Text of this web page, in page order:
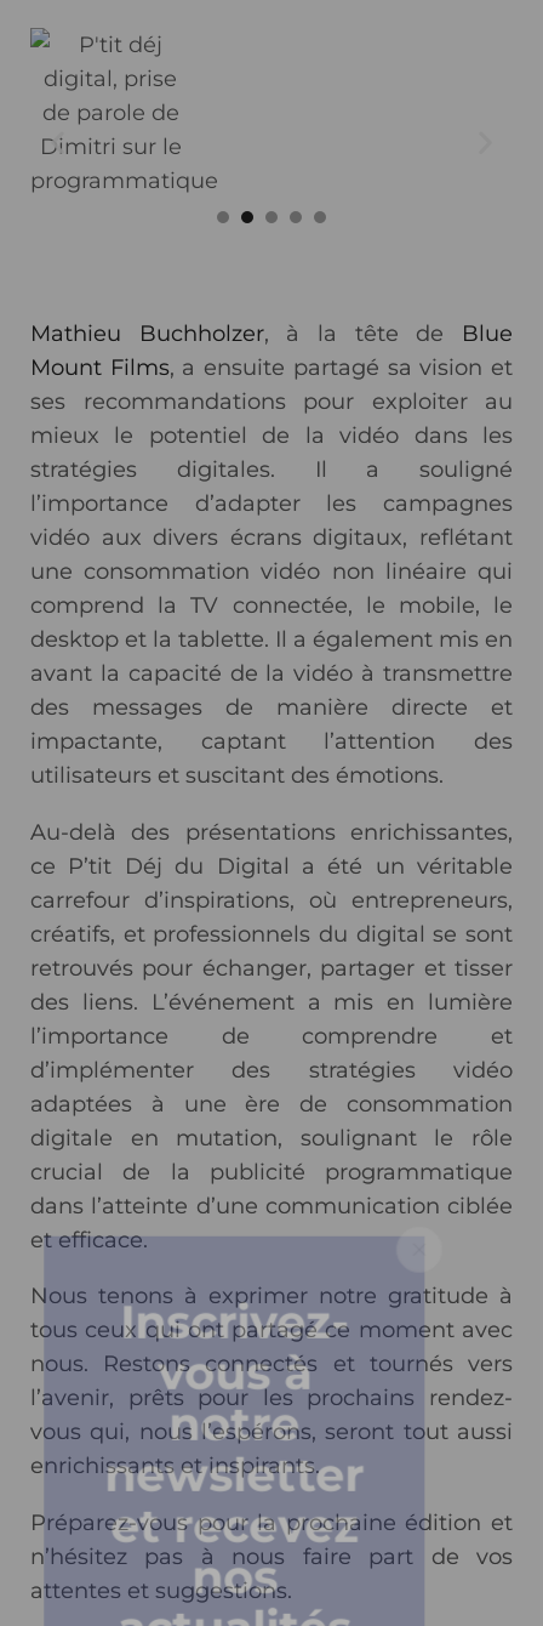
Inscrivez-
vous à
notre
newsletter
et recevez
nos
Mathieu Buchholzer, à la tête de Blue
Mount Films, a ensuite partagé sa vision et
ses recommandations pour exploiter au
mieux le potentiel de la vidéo dans les
stratégies digitales. Il a souligné
l’importance d’adapter les campagnes
vidéo aux divers écrans digitaux, reflétant
une consommation vidéo non linéaire qui
comprend la TV connectée, le mobile, le
desktop et la tablette. Il a également mis en
avant la capacité de la vidéo à transmettre
des messages de manière directe et
impactante, captant l’attention des
utilisateurs et suscitant des émotions.
Au-delà des présentations enrichissantes,
ce P’tit Déj du Digital a été un véritable
carrefour d’inspirations, où entrepreneurs,
créatifs, et professionnels du digital se sont
retrouvés pour échanger, partager et tisser
des liens. L’événement a mis en lumière
l’importance de comprendre et
d’implémenter des stratégies vidéo
adaptées à une ère de consommation
digitale en mutation, soulignant le rôle
crucial de la publicité programmatique
dans l’atteinte d’une communication ciblée
et efficace.
Nous tenons à exprimer notre gratitude à
tous ceux qui ont partagé ce moment avec
nous. Restons connectés et tournés vers
l’avenir, prêts pour les prochains rendez-
vous qui, nous l’espérons, seront tout aussi
enrichissants et inspirants.
Préparez-vous pour la prochaine édition et
n’hésitez pas à nous faire part de vos
attentes et suggestions.